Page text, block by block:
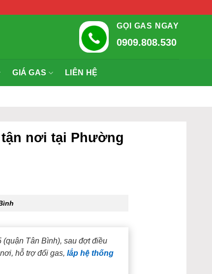
GỌI GAS NGAY
0909.808.530
GIÁ GAS LIÊN HỆ
nơi tại Phường
Tân Bình), sau đợt điều
hỗ trợ đổi gas,lắp hệ thống